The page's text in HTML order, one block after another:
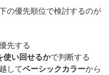
の優先順位で検討するのが
先する
使い回せるかで判断する
してベーシックカラーから